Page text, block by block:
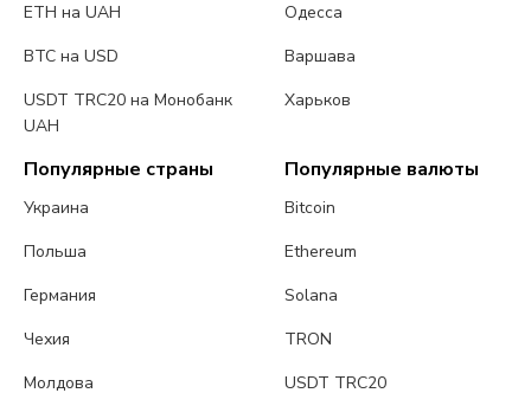
ETH на UAH
BTC на USD
USDT TRC20 на Монобанк
UAH
Одесса
Варшава
Харьков
Популярные страны
Украина
Польша
Германия
Чехия
Молдова
Популярные валюты
Bitcoin
Ethereum
Solana
TRON
USDT TRC20